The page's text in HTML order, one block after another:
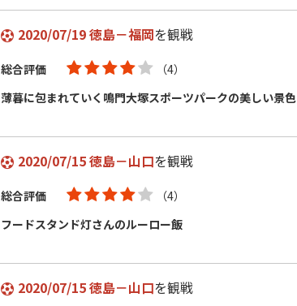
2020/07/19 徳島－福岡を観戦
総合評価
（4）
薄暮に包まれていく鳴門大塚スポーツパークの美しい景色
2020/07/15 徳島－山口を観戦
総合評価
（4）
フードスタンド灯さんのルーロー飯
2020/07/15 徳島－山口を観戦